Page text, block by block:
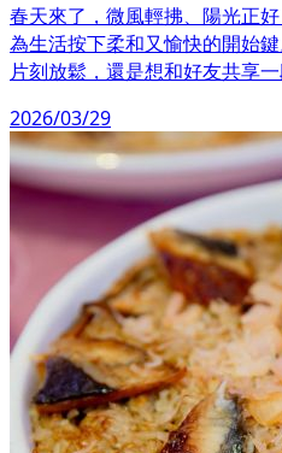
春天來了，微風輕拂、陽光正
為生活按下柔和又愉快的開始
片刻放鬆，還是想和好友共享一
2026/03/29